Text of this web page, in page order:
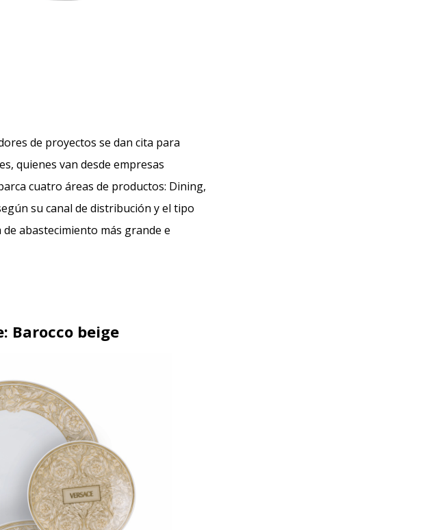
de proyectos se dan cita para
quienes van desde empresas
cuatro áreas de productos: Dining,
su canal de distribución y el tipo
abastecimiento más grande e
Barocco beige